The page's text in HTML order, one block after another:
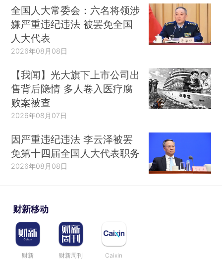
全国人大常委会：六名将领涉
嫌严重违纪违法 被罢免全国
人大代表
2026年08月08日
【我闻】光大旗下上市公司出
售背后隐情 多人卷入医疗腐
败案被查
2026年08月07日
因严重违纪违法 李云泽被罢
免第十四届全国人大代表职务
2026年08月08日
财新移动
财新 财新周刊 Caixin